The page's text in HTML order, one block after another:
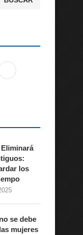
los
se debe
mujeres